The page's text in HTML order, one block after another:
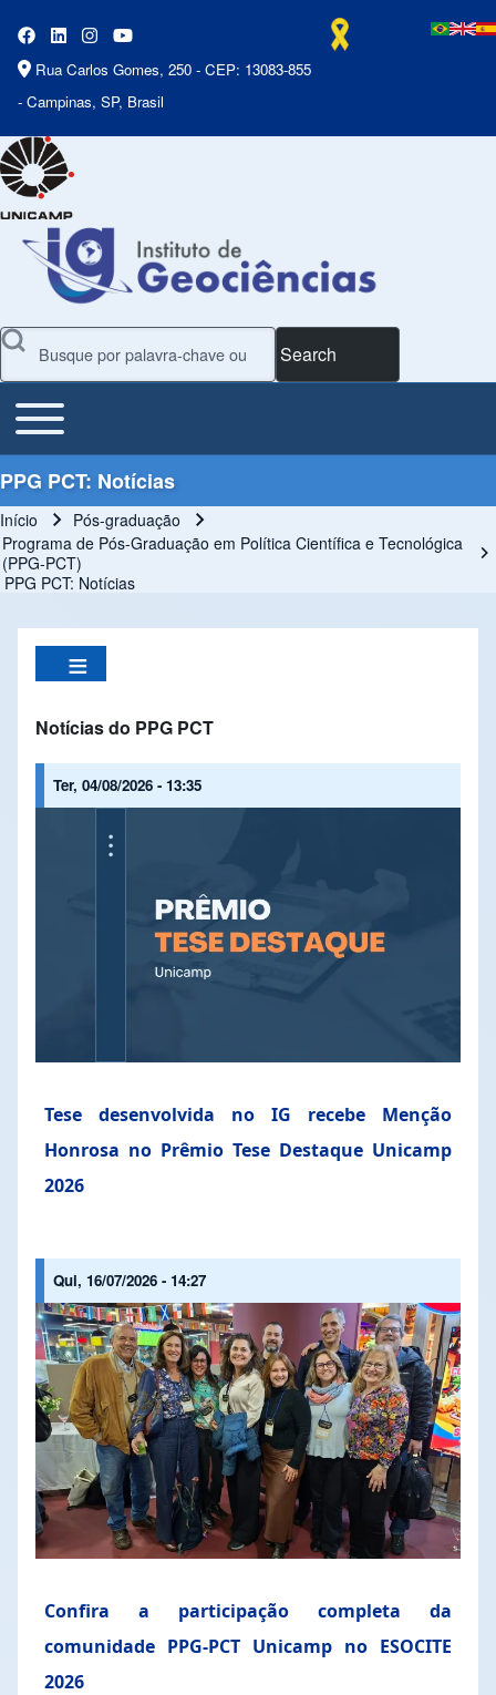
Rua Carlos Gomes, 250 - CEP: 13083-855
- Campinas, SP, Brasil
Search
Main Menu
Toggle main menu
PPG PCT: Notícias
Trilha de navegação
Início
Pós-graduação
Programa de Pós-Graduação em Política Científica e Tecnológica
(PPG-PCT)
PPG PCT: Notícias
Notícias do PPG PCT
Ter, 04/08/2026 - 13:35
Tese desenvolvida no IG recebe Menção
Honrosa no Prêmio Tese Destaque Unicamp
2026
Qui, 16/07/2026 - 14:27
Confira a participação completa da
comunidade PPG-PCT Unicamp no ESOCITE
2026